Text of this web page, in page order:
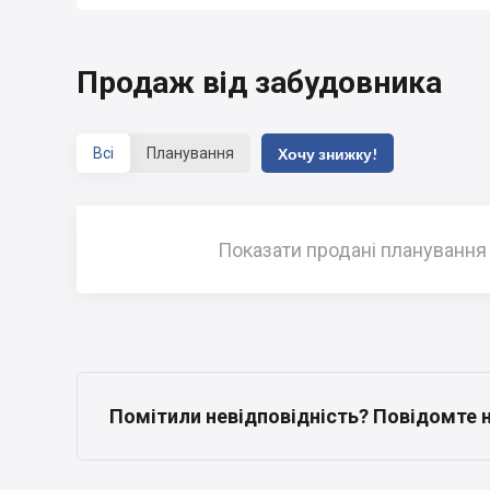
Продаж від забудовника
Всі Планування Хочу знижку!
Показати продані планування
Помітили невідповідність? Повідомте